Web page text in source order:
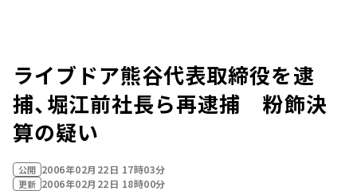
ライブドア熊谷代表取締役を逮
捕、堀江前社長ら再逮捕 粉飾決
算の疑い
公開 2006年02月22日 17時03分
更新 2006年02月22日 18時00分